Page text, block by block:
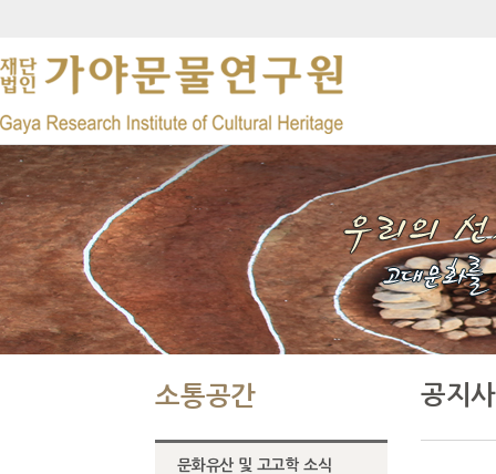
소통공간
문화유산 및 고고학 소식
공지